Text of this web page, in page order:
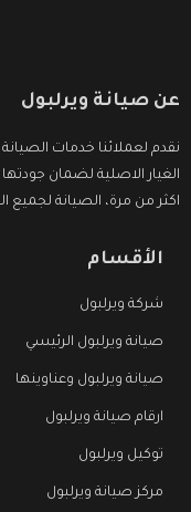
عن صيانة ويرلبول
نقدم لعملائنا خدمات
الغيار الاصلية لضمان
اكثر من مرة، الصيانة لجميع
الأقسام
شركة ويرلبول
صيانة ويرلبول الرئيسي
صيانة ويرلبول وعناوينها
ارقام صيانة ويرلبول
توكيل ويرلبول
مركز صيانة ويرلبول